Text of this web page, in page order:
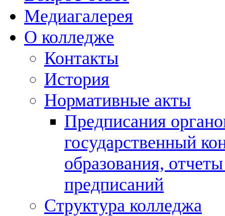
Медиагалерея
О колледже
Контакты
История
Нормативные акты
Предписания
государственный
образования,
предписаний
Структура колледжа